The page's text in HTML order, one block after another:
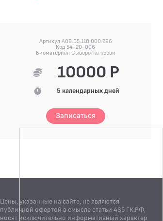
Артикул A09.05.118.000.296
Код 54-20-006
Биоматериал Сыворотка крови
10000 Р
5 календарных дней
Записаться
Цены, указанные на сайте, не являются
публичной офертой в смысле статьи 435 ГК.РФ,
носят исключительно информативный характер